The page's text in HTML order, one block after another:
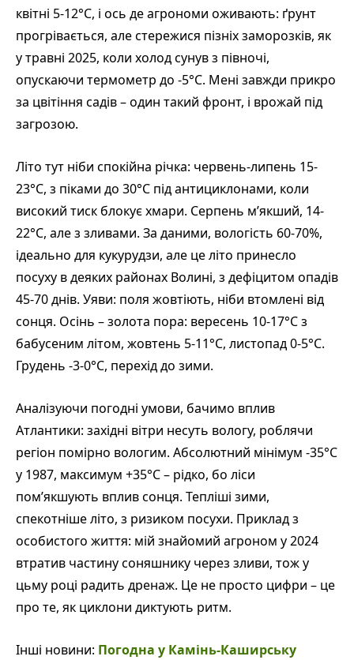
квітні 5-12°C, і ось де агрономи оживають: ґрунт
прогрівається, але стережися пізніх заморозків, як
у травні 2025, коли холод сунув з півночі,
опускаючи термометр до -5°C. Мені завжди прикро
за цвітіння садів – один такий фронт, і врожай під
загрозою.
Літо тут ніби спокійна річка: червень-липень 15-
23°C, з піками до 30°C під антициклонами, коли
високий тиск блокує хмари. Серпень м’якший, 14-
22°C, але з зливами. За даними, вологість 60-70%,
ідеально для кукурудзи, але це літо принесло
посуху в деяких районах Волині, з дефіцитом опадів
45-70 днів. Уяви: поля жовтіють, ніби втомлені від
сонця. Осінь – золота пора: вересень 10-17°C з
бабусеним літом, жовтень 5-11°C, листопад 0-5°C.
Грудень -3-0°C, перехід до зими.
Аналізуючи погодні умови, бачимо вплив
Атлантики: західні вітри несуть вологу, роблячи
регіон помірно вологим. Абсолютний мінімум -35°C
у 1987, максимум +35°C – рідко, бо ліси
пом’якшують вплив сонця. Тепліші зими,
спекотніше літо, з ризиком посухи. Приклад з
особистого життя: мій знайомий агроном у 2024
втратив частину соняшнику через зливи, тож у
цьму році радить дренаж. Це не просто цифри – це
про те, як циклони диктують ритм.
Інші новини: Погодна у Камінь-Каширську